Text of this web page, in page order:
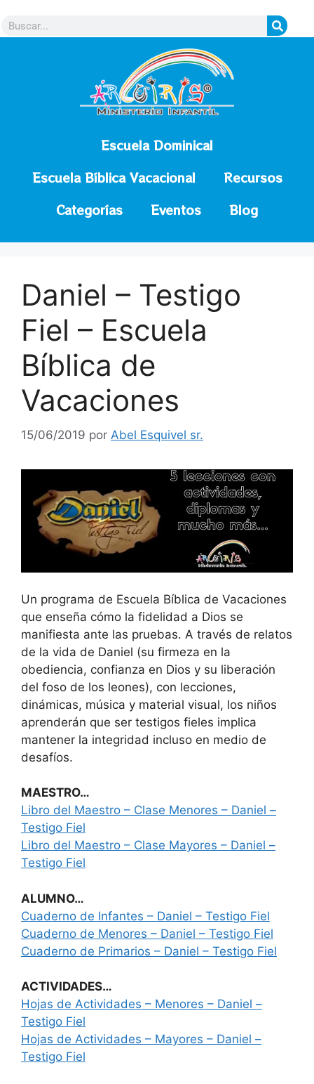
Escuela Dominical
Escuela Bíblica Vacacional
Recursos
Categorías
Eventos Blog
Daniel – Testigo
Fiel – Escuela
Bíblica de
Vacaciones
15/06/2019 por Abel Esquivel sr.
Un programa de Escuela Bíblica de Vacaciones
que enseña cómo la fidelidad a Dios se
manifiesta ante las pruebas. A través de relatos
de la vida de Daniel (su firmeza en la
obediencia, confianza en Dios y su liberación
del foso de los leones), con lecciones,
dinámicas, música y material visual, los niños
aprenderán que ser testigos fieles implica
mantener la integridad incluso en medio de
desafíos.
MAESTRO…
Libro del Maestro – Clase Menores – Daniel –
Testigo Fiel
Libro del Maestro – Clase Mayores – Daniel –
Testigo Fiel
ALUMNO…
Cuaderno de Infantes – Daniel – Testigo Fiel
Cuaderno de Menores – Daniel – Testigo Fiel
Cuaderno de Primarios – Daniel – Testigo Fiel
ACTIVIDADES…
Hojas de Actividades – Menores – Daniel –
Testigo Fiel
Hojas de Actividades – Mayores – Daniel –
Testigo Fiel